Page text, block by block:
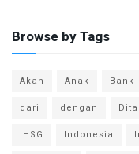
Browse by Tags
Akan Anak Bank
dari
dengan
IHSG
Indonesia